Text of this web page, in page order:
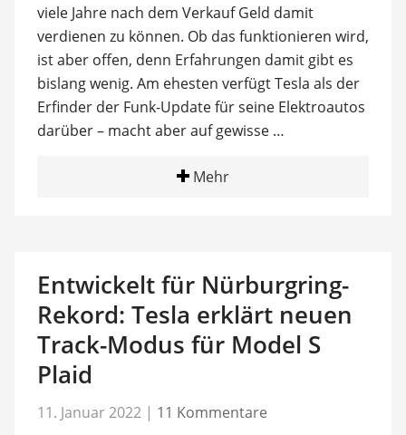
viele Jahre nach dem Verkauf Geld damit
verdienen zu können. Ob das funktionieren wird,
ist aber offen, denn Erfahrungen damit gibt es
bislang wenig. Am ehesten verfügt Tesla als der
Erfinder der Funk-Update für seine Elektroautos
darüber – macht aber auf gewisse …
Mehr
Entwickelt für Nürburgring-
Rekord: Tesla erklärt neuen
Track-Modus für Model S
Plaid
11. Januar 2022 | 11 Kommentare